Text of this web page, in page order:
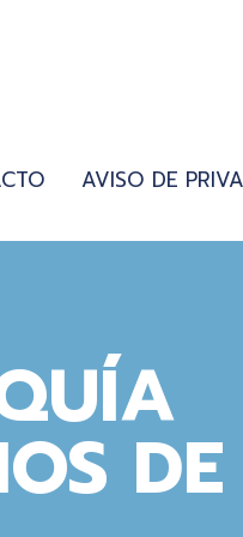
AVISO DE
DE